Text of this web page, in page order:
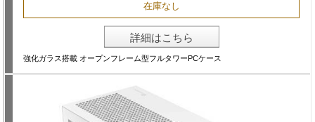
在庫なし
詳細はこちら
強化ガラス搭載 オープンフレーム型フルタワーPCケース